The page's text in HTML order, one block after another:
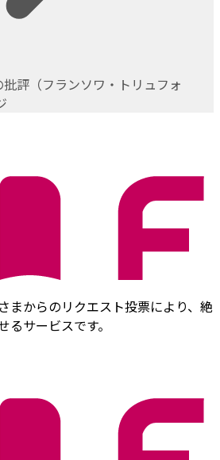
評（フランソワ・トリュフォ
まからのリクエスト投票により、絶
サービスです。